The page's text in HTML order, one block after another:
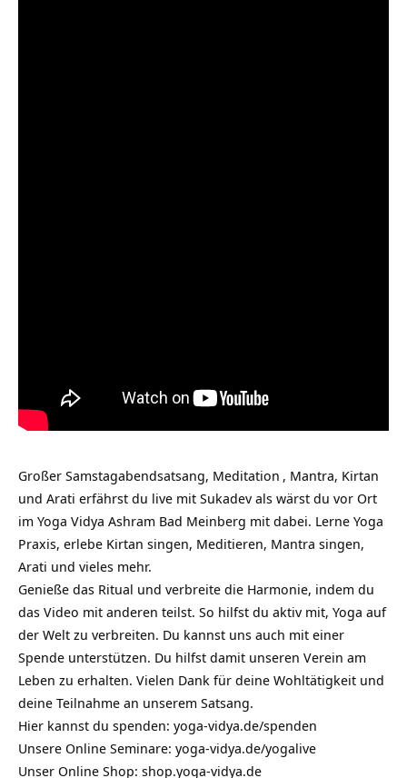
Großer Samstagabendsatsang, Meditation , Mantra, Kirtan
und Arati erfährst du live mit Sukadev als wärst du vor Ort
im Yoga Vidya Ashram Bad Meinberg mit dabei. Lerne Yoga
Praxis, erlebe Kirtan singen, Meditieren, Mantra singen,
Arati und vieles mehr.
Genieße das Ritual und verbreite die Harmonie, indem du
das Video mit anderen teilst. So hilfst du aktiv mit, Yoga auf
der Welt zu verbreiten. Du kannst uns auch mit einer
Spende unterstützen. Du hilfst damit unseren Verein am
Leben zu erhalten. Vielen Dank für deine Wohltätigkeit und
deine Teilnahme an unserem Satsang.
Hier kannst du spenden: yoga-vidya.de/spenden
Unsere Online Seminare: yoga-vidya.de/yogalive
Unser Online Shop: shop.yoga-vidya.de